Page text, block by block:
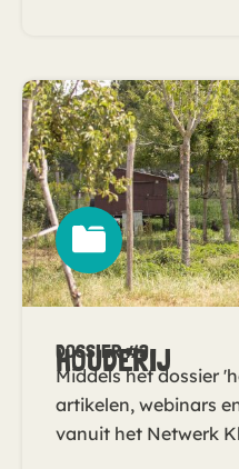
DOSSIER #3
HOUDERIJ
Middels het dossier
artikelen, webinars
vanuit het Netwerk